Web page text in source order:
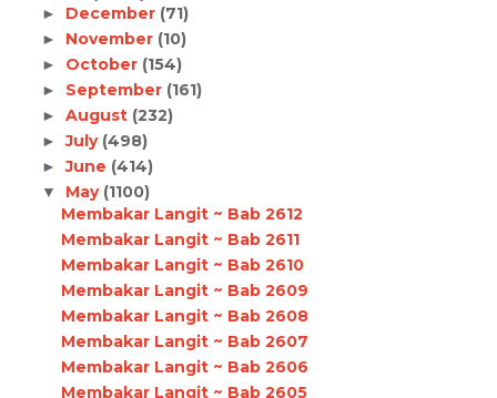
► December (71)
► November (10)
► October (154)
► September (161)
► August (232)
►July (498)
►June (414)
▼ May (1100)
Membakar Langit ~ Bab 2612
Membakar Langit ~ Bab 2611
Membakar Langit ~ Bab 2610
Membakar Langit ~ Bab 2609
Membakar Langit ~ Bab 2608
Membakar Langit ~ Bab 2607
Membakar Langit ~ Bab 2606
Membakar Langit ~ Bab 2605